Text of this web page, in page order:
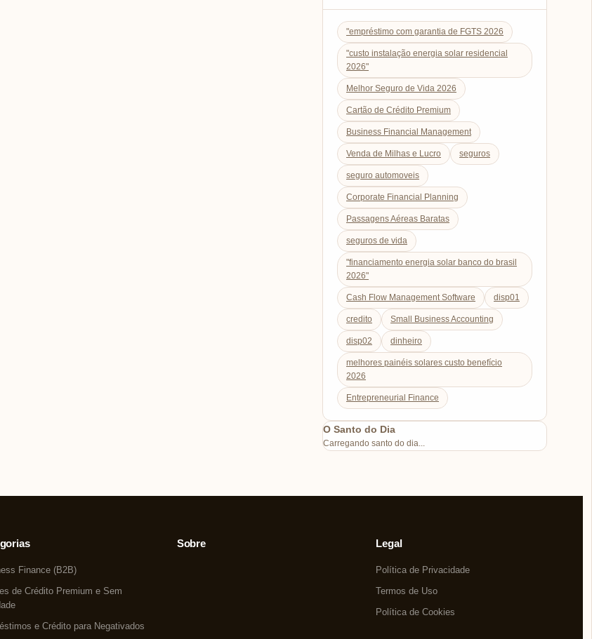
"empréstimo com garantia de FGTS 2026
"custo instalação energia solar residencial
2026"
Melhor Seguro de Vida 2026
Cartão de Crédito Premium
Business Financial Management
Venda de Milhas e Lucro seguros
seguro automoveis
Corporate Financial Planning
Passagens Aéreas Baratas
seguros de vida
"financiamento energia solar banco do brasil
2026"
Cash Flow Management Software disp01
credito Small Business Accounting
disp02 dinheiro
melhores painéis solares custo benefício
2026
Entrepreneurial Finance
O Santo do Dia
Carregando santo do dia...
Finance (B2B)
de Crédito Premium e Sem
e Crédito para Negativados
Sobre Legal
Política de Privacidade
Termos de Uso
Política de Cookies